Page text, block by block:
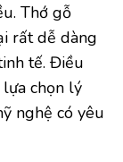
Thớ gỗ
rất dễ dàng
tế. Điều
chọn lý
nghệ có yêu